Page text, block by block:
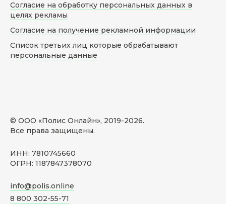
© ООО «Полис Онлайн», 2019-2026.
Все права защищены.
ИНН: 7810745660
ОГРН: 1187847378070
info@polis.online
8 800 302-55-71
Согласие на обработку персональных данных в
целях рекламы
Согласие на получение рекламной информации
Список третьих лиц которые обрабатывают
персональные данные